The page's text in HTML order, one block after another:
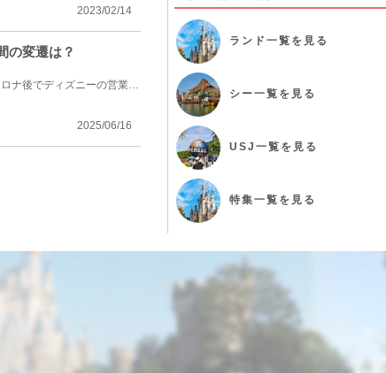
2023/02/14
の変遷は？
ディズニーの営業時間を徹底解説！コロナ禍になってから、コロナ前とコロナ後でディズニーの営業時間が...
2025/06/16
ランド 一覧を見る
シー一覧を見る
USJ 一覧を見る
特集一覧を見る